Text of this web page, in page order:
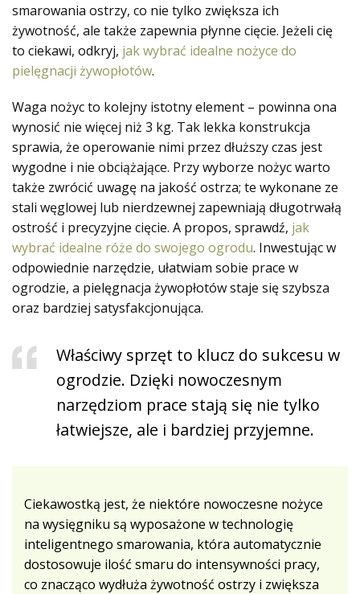
smarowania ostrzy, co nie tylko zwiększa ich
żywotność, ale także zapewnia płynne cięcie. Jeżeli cię
to ciekawi, odkryj, jak wybrać idealne nożyce do
pielęgnacji żywopłotów.
Waga nożyc to kolejny istotny element – powinna ona
wynosić nie więcej niż 3 kg. Tak lekka konstrukcja
sprawia, że operowanie nimi przez dłuższy czas jest
wygodne i nie obciążające. Przy wyborze nożyc warto
także zwrócić uwagę na jakość ostrza; te wykonane ze
stali węglowej lub nierdzewnej zapewniają długotrwałą
ostrość i precyzyjne cięcie. A propos, sprawdź, jak
wybrać idealne róże do swojego ogrodu. Inwestując w
odpowiednie narzędzie, ułatwiam sobie prace w
ogrodzie, a pielęgnacja żywopłotów staje się szybsza
oraz bardziej satysfakcjonująca.
Właściwy sprzęt to klucz do sukcesu w
ogrodzie. Dzięki nowoczesnym
narzędziom prace stają się nie tylko
łatwiejsze, ale i bardziej przyjemne.
Ciekawostką jest, że niektóre nowoczesne nożyce
na wysięgniku są wyposażone w technologię
inteligentnego smarowania, która automatycznie
dostosowuje ilość smaru do intensywności pracy,
co znacząco wydłuża żywotność ostrzy i zwiększa